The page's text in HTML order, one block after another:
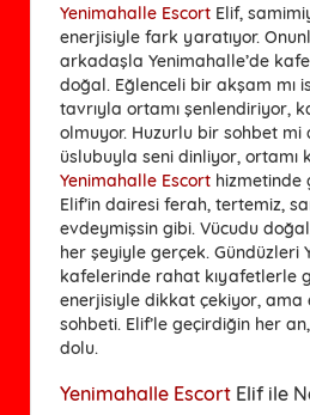
Yenimahalle Escort Elif,
enerjisiyle fark yaratıyor.
arkadaşla Yenimahalle’de
doğal. Eğlenceli bir akşam mı
tavrıyla ortamı şenlendiriyor,
olmuyor. Huzurlu bir sohbet mi
üslubuyla seni dinliyor, ortamı
Yenimahalle Escort hizmetinde
Elif’in dairesi ferah, tertemiz,
evdeymişsin gibi. Vücudu doğal,
her şeyiyle gerçek. Gündüzleri
kafelerinde rahat kıyafetlerle
enerjisiyle dikkat çekiyor, ama
sohbeti. Elif’le geçirdiğin her
dolu.
Yenimahalle Escort Elif ile